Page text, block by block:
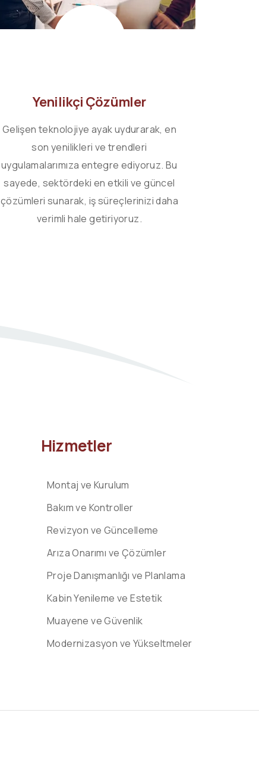
Yenilikçi Çözümler
Gelişen teknolojiye ayak uydurarak, en
son yenilikleri ve trendleri
uygulamalarımıza entegre ediyoruz. Bu
sayede, sektördeki en etkili ve güncel
çözümleri sunarak, iş süreçlerinizi daha
verimli hale getiriyoruz.
Hizmetler
Montaj ve Kurulum
Bakım ve Kontroller
Revizyon ve Güncelleme
Arıza Onarımı ve Çözümler
Proje Danışmanlığı ve Planlama
Kabin Yenileme ve Estetik
Muayene ve Güvenlik
Modernizasyon ve Yükseltmeler